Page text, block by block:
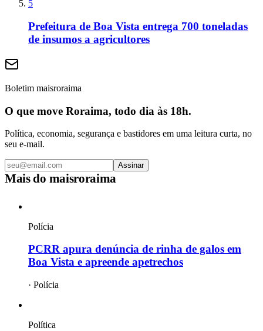
5
Prefeitura de Boa Vista entrega 700 toneladas
de insumos a agricultores
Boletim maisroraima
O que move Roraima, todo dia às 18h.
Política, economia, segurança e bastidores em uma leitura curta, no
seu e-mail.
Assinar
Mais do maisroraima
Polícia
PCRR apura denúncia de rinha de galos em
Boa Vista e apreende apetrechos
· Polícia
Política